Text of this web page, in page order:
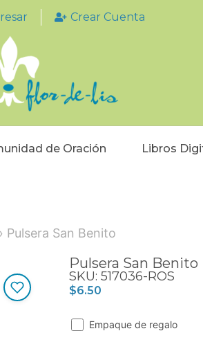
Crear Cuenta
de Oración Libros
Pulsera San Benito
Pulsera San Benito
SKU: 517036-ROS
$6.50
Empaque de regalo